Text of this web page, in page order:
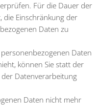
Für die Dauer der
die Einschränkung der
Daten zu
Daten
können Sie statt der
Datenverarbeitung
Daten nicht mehr